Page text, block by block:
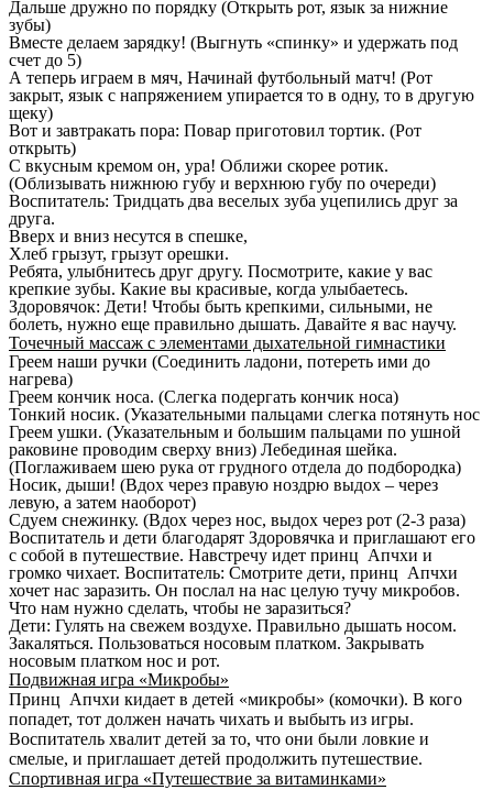
Дальше дружно по порядку (Открыть рот, язык за нижние
зубы)
Вместе делаем зарядку! (Выгнуть «спинку» и удержать под
счет до 5)
А теперь играем в мяч, Начинай футбольный матч! (Рот
закрыт, язык с напряжением упирается то в одну, то в другую
щеку)
Вот и завтракать пора: Повар приготовил тортик. (Рот
открыть)
С вкусным кремом он, ура! Оближи скорее ротик.
(Облизывать нижнюю губу и верхнюю губу по очереди)
Воспитатель: Тридцать два веселых зуба уцепились друг за
друга.
Вверх и вниз несутся в спешке,
Хлеб грызут, грызут орешки.
Ребята, улыбнитесь друг другу. Посмотрите, какие у вас
крепкие зубы. Какие вы красивые, когда улыбаетесь.
Здоровячок: Дети! Чтобы быть крепкими, сильными, не
болеть, нужно еще правильно дышать. Давайте я вас научу.
Точечный массаж с элементами дыхательной гимнастики
Греем наши ручки (Соединить ладони, потереть ими до
нагрева)
Греем кончик носа. (Слегка подергать кончик носа)
Тонкий носик. (Указательными пальцами слегка потянуть нос
Греем ушки. (Указательным и большим пальцами по ушной
раковине проводим сверху вниз) Лебединая шейка.
(Поглаживаем шею рука от грудного отдела до подбородка)
Носик, дыши! (Вдох через правую ноздрю выдох – через
левую, а затем наоборот)
Сдуем снежинку. (Вдох через нос, выдох через рот (2-3 раза)
Воспитатель и дети благодарят Здоровячка и приглашают его
с собой в путешествие. Навстречу идет принц Апчхи и
громко чихает. Воспитатель: Смотрите дети, принц Апчхи
хочет нас заразить. Он послал на нас целую тучу микробов.
Что нам нужно сделать, чтобы не заразиться?
Дети: Гулять на свежем воздухе. Правильно дышать носом.
Закаляться. Пользоваться носовым платком. Закрывать
носовым платком нос и рот.
Подвижная игра «Микробы»
Принц Апчхи кидает в детей «микробы» (комочки). В кого
попадет, тот должен начать чихать и выбыть из игры.
Воспитатель хвалит детей за то, что они были ловкие и
смелые, и приглашает детей продолжить путешествие.
Спортивная игра «Путешествие за витаминками»